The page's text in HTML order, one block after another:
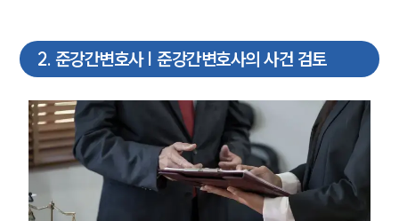
2. 준강간변호사 | 준강간변호사의 사건 검토